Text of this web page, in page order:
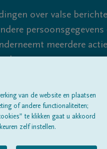
over valse
meerdere
Over ons
van de website en plaatsen
of andere functionaliteiten;
te klikken gaat u akkoord
zelf instellen.